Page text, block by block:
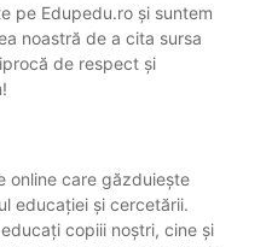
pe Edupedu.ro și suntem
noastră de a cita sursa
de respect și
online care găzduiește
educației și cercetării.
copiii noștri, cine și